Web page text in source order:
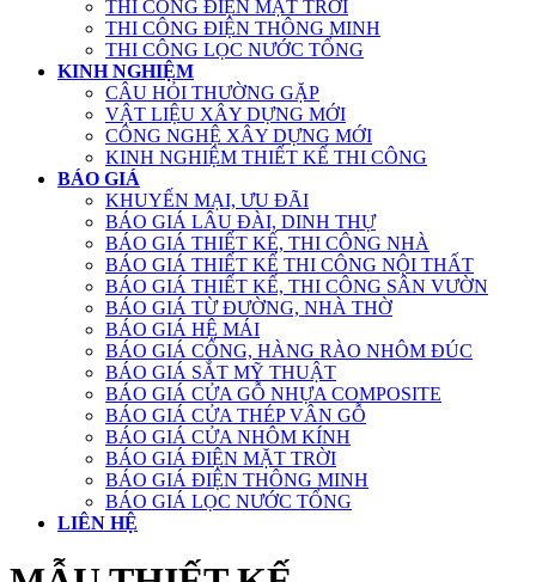
THI CÔNG ĐIỆN MẶT TRỜI
THI CÔNG ĐIỆN THÔNG MINH
THI CÔNG LỌC NƯỚC TỔNG
KINH NGHIỆM
CÂU HỎI THƯỜNG GẶP
VẬT LIỆU XÂY DỰNG MỚI
CÔNG NGHỆ XÂY DỰNG MỚI
KINH NGHIỆM THIẾT KẾ THI CÔNG
BÁO GIÁ
KHUYẾN MẠI, ƯU ĐÃI
BÁO GIÁ LÂU ĐÀI, DINH THỰ
BÁO GIÁ THIẾT KẾ, THI CÔNG NHÀ
BÁO GIÁ THIẾT KẾ THI CÔNG NỘI THẤT
BÁO GIÁ THIẾT KẾ, THI CÔNG SÂN VƯỜN
BÁO GIÁ TỪ ĐƯỜNG, NHÀ THỜ
BÁO GIÁ HỆ MÁI
BÁO GIÁ CỔNG, HÀNG RÀO NHÔM ĐÚC
BÁO GIÁ SẮT MỸ THUẬT
BÁO GIÁ CỬA GỖ NHỰA COMPOSITE
BÁO GIÁ CỬA THÉP VÂN GỖ
BÁO GIÁ CỬA NHÔM KÍNH
BÁO GIÁ ĐIỆN MẶT TRỜI
BÁO GIÁ ĐIỆN THÔNG MINH
BÁO GIÁ LỌC NƯỚC TỔNG
LIÊN HỆ